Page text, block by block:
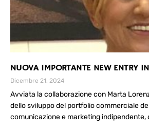
NUOVA IMPORTANTE NEW ENTRY
Dicembre 21, 2024
Avviata la collaborazione con Marta
dello sviluppo del portfolio commerciale
comunicazione e marketing indipendente,